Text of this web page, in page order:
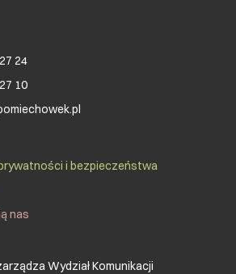
(Footer)
24
10
Footeri bezpieczeństwa
nas
Wydział Komunikacji